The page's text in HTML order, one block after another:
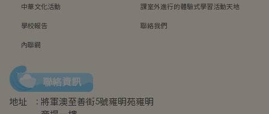
中華文化活動
課室外進行的體驗式學習活動天地
學校報告
聯絡我們
內聯網
聯絡資訊
地址 : 將軍澳至善街5號雍明苑雍明